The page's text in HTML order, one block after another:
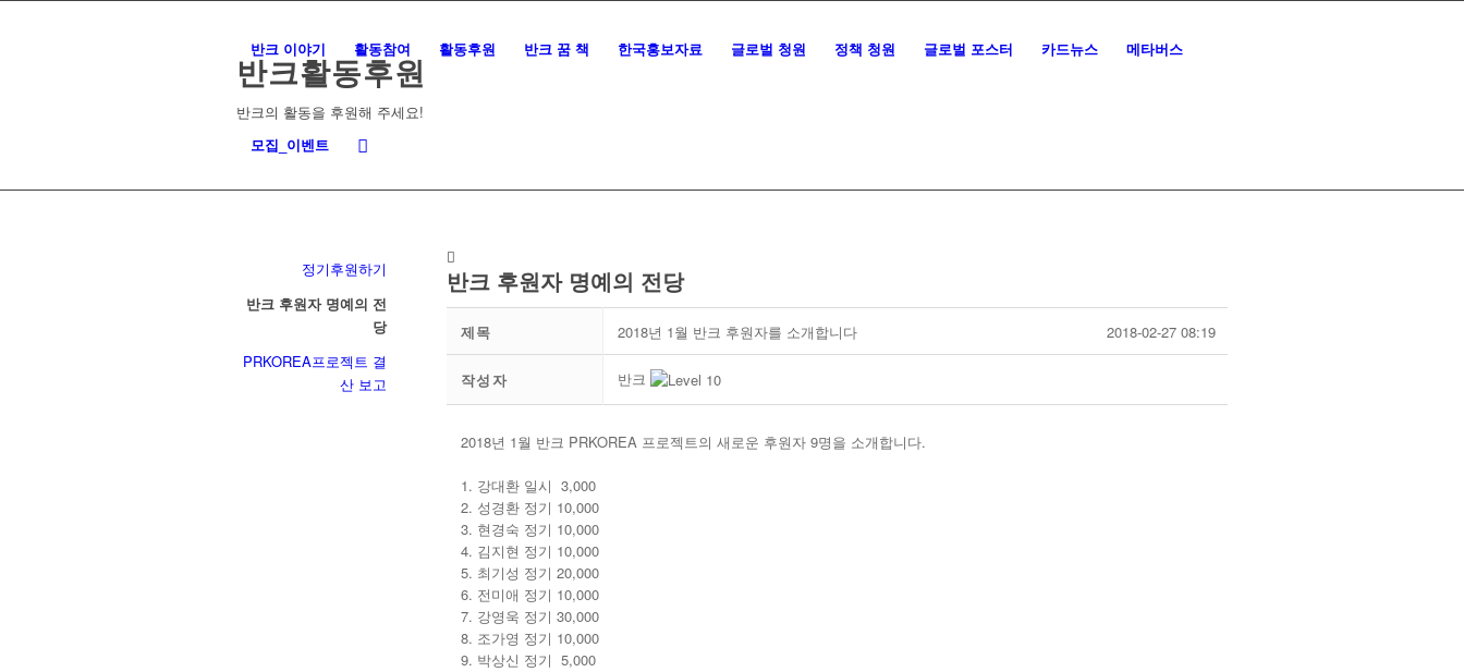
반크 이야기 활동참여 활동후원 반크 꿈 책 한국홍보자료 글로벌 청원 정책 청원 글로벌 포스터 카드뉴스 메타버스
모집_이벤트
반크활동후원
반크의 활동을 후원해 주세요!
정기후원하기
반크 후원자 명예의 전
당
PRKOREA프로젝트 결
산 보고
반크 후원자 명예의 전당
제목 2018년 1월 반크 후원자를 소개합니다 2018-02-27 08:19
작성자 반크
2018년 1월 반크 PRKOREA 프로젝트의 새로운 후원자 9명을 소개합니다.
1. 강대환 일시 3,000
2. 성경환 정기 10,000
3. 현경숙 정기 10,000
4. 김지현 정기 10,000
5. 최기성 정기 20,000
6. 전미애 정기 10,000
7. 강영욱 정기 30,000
8. 조가영 정기 10,000
9. 박상신 정기 5,000